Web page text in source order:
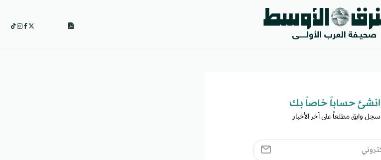
انشئ حساباً خاصاً بك​
سجل وابق مطلعاً على آخر الأخبار ​